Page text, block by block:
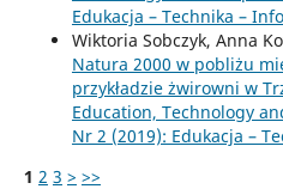
Edukacja – Technika –
Wiktoria Sobczyk, Anna
Natura 2000 w pobliżu
przykładzie żwirowni w
Education, Technology
Nr 2 (2019): Edukacja –
1 2 3 > >>